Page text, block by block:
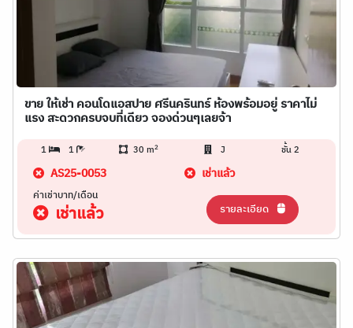
ขาย ให้เช่า คอนโดแอสปาย ศรีนครินทร์ ห้องพร้อมอยู่ ราคาไม่
แรง สะดวกครบจบที่เดียว จองด่วนๆเลยจ้า
1 1 30 m2 J ชั้น 2
AS25-0053 เช่าแล้ว
ค่าเช่าบาท/เดือน
เช่าแล้ว รายละเอียด